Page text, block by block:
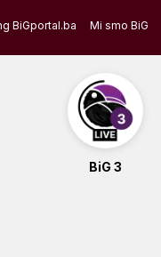
BiGportal.ba Mi smo BiG
BiG 3